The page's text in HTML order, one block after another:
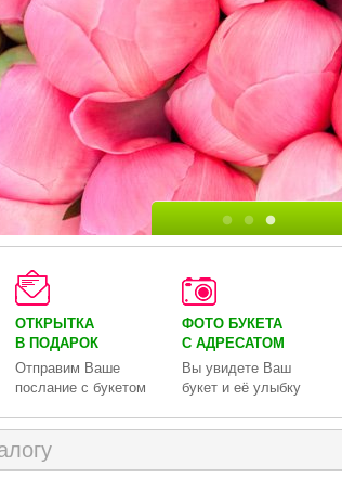
ОТКРЫТКА
В ПОДАРОК
Отправим Ваше
послание с букетом
ФОТО БУКЕТА
С АДРЕСАТОМ
Вы увидете Ваш
букет и её улыбку